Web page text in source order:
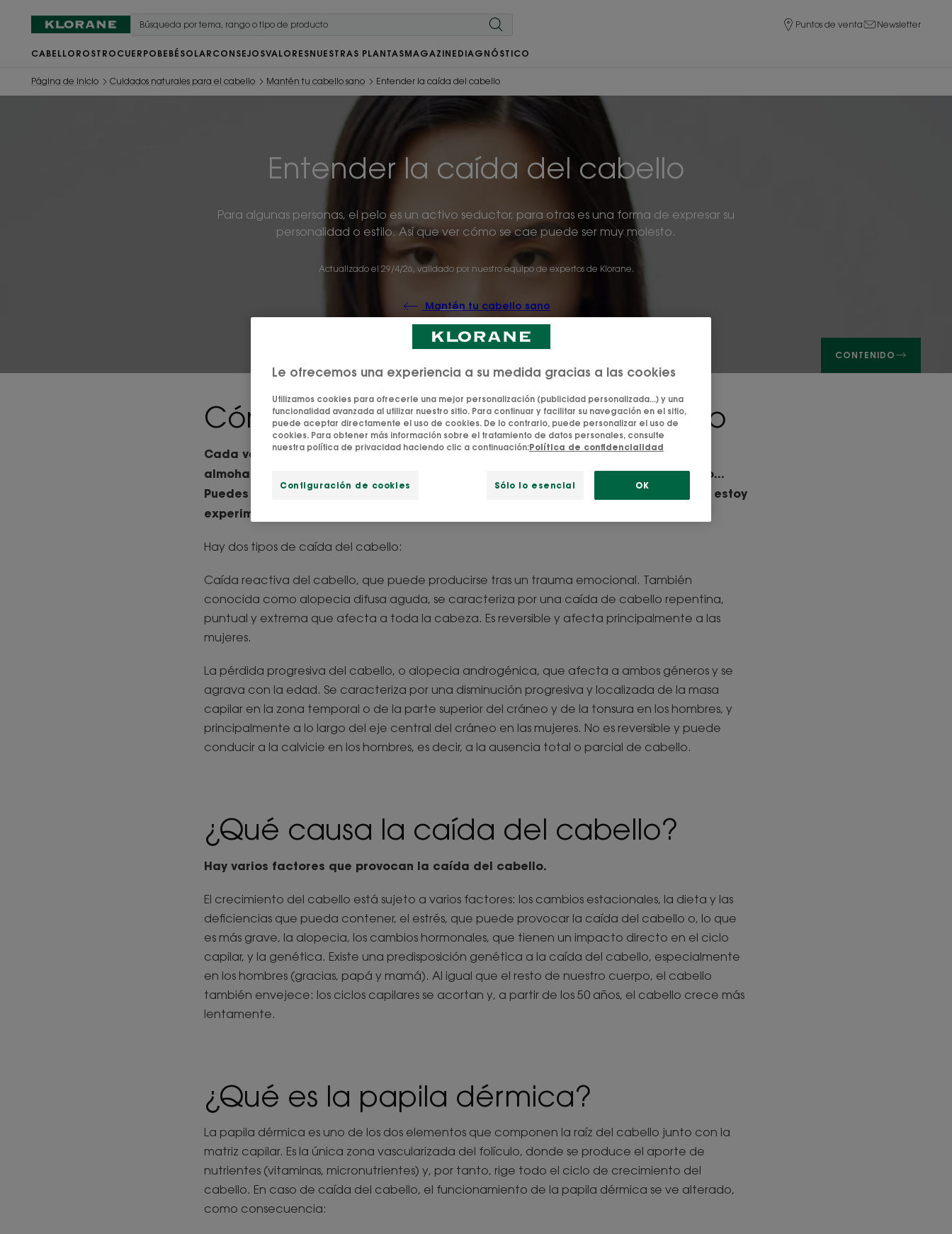
Puntos de venta Newsletter
CABELLO ROSTRO CUERPO BEBÉ SOLAR CONSEJOSVALORESNUESTRAS PLANTASMAGAZINE DIAGNÓSTICO
Página de inicio Cuidados naturales para el cabello Mantén tu cabello sano Entender la caída del cabello
Entender la caída del cabello
Para algunas personas, el pelo es un activo seductor, para otras es una forma de expresar su
personalidad o estilo. Así que ver cómo se cae puede ser muy molesto.
Actualizado el 29/4/26, validado por nuestro equipo de expertos de Klorane.
Mantén tu cabello sano
CONTENIDO
Cómo identificar la caída del cabello
Cada vez encuentras más pelos en el desagüe de la ducha, en el cepillo o en la
almohada, el cabello de la zona cercana al cuero cabelludo es cada vez más fino...
Puedes correr el riesgo de que se te caiga el pelo. ¿Qué tipo de caída de cabello estoy
experimentando?
Hay dos tipos de caída del cabello:
Caída reactiva del cabello, que puede producirse tras un trauma emocional. También
conocida como alopecia difusa aguda, se caracteriza por una caída de cabello repentina,
puntual y extrema que afecta a toda la cabeza. Es reversible y afecta principalmente a las
mujeres.
La pérdida progresiva del cabello, o alopecia androgénica, que afecta a ambos géneros y se
agrava con la edad. Se caracteriza por una disminución progresiva y localizada de la masa
capilar en la zona temporal o de la parte superior del cráneo y de la tonsura en los hombres, y
principalmente a lo largo del eje central del cráneo en las mujeres. No es reversible y puede
conducir a la calvicie en los hombres, es decir, a la ausencia total o parcial de cabello.
¿Qué causa la caída del cabello?
Hay varios factores que provocan la caída del cabello.
El crecimiento del cabello está sujeto a varios factores: los cambios estacionales, la dieta y las
deficiencias que pueda contener, el estrés, que puede provocar la caída del cabello o, lo que
es más grave, la alopecia, los cambios hormonales, que tienen un impacto directo en el ciclo
capilar, y la genética. Existe una predisposición genética a la caída del cabello, especialmente
en los hombres (gracias, papá y mamá). Al igual que el resto de nuestro cuerpo, el cabello
también envejece: los ciclos capilares se acortan y, a partir de los 50 años, el cabello crece más
lentamente.
¿Qué es la papila dérmica?
La papila dérmica es uno de los dos elementos que componen la raíz del cabello junto con la
matriz capilar. Es la única zona vascularizada del folículo, donde se produce el aporte de
nutrientes (vitaminas, micronutrientes) y, por tanto, rige todo el ciclo de crecimiento del
cabello. En caso de caída del cabello, el funcionamiento de la papila dérmica se ve alterado,
como consecuencia:
Le ofrecemos una experiencia a su medida gracias a las cookies
Utilizamos cookies para ofrecerle una mejor personalización (publicidad personalizada...) y una
funcionalidad avanzada al utilizar nuestro sitio. Para continuar y facilitar su navegación en el sitio,
puede aceptar directamente el uso de cookies. De lo contrario, puede personalizar el uso de
cookies. Para obtener más información sobre el tratamiento de datos personales, consulte
nuestra política de privacidad haciendo clic a continuación:Política de confidencialidad
Configuración de cookies Sólo lo esencial OK